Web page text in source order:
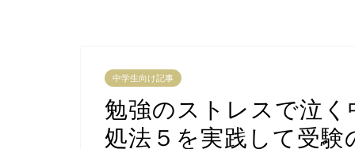
中学生向け記事
勉強のストレスで泣
処法５を実践して受